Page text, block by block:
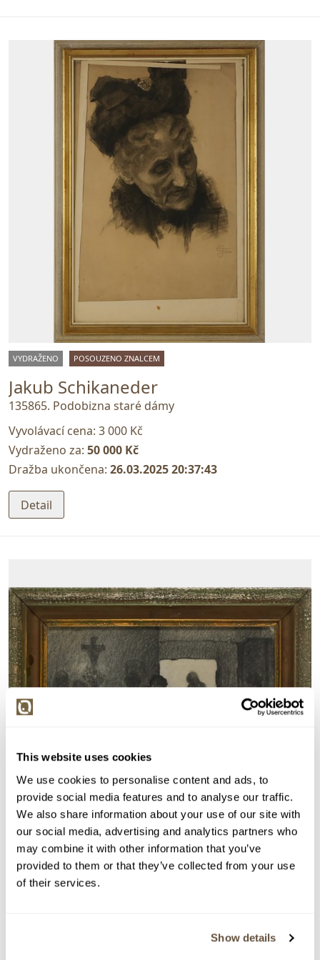
This website uses cookies
We use cookies to personalise content and ads, to
provide social media features and to analyse our traffic.
We also share information about your use of our site with
our social media, advertising and analytics partners who
may combine it with other information that you’ve
provided to them or that they’ve collected from your use
of their services.
Show details
VYDRAŽENO POSOUZENO ZNALCEM
Jakub Schikaneder
135865. Podobizna staré dámy
Vyvolávací cena: 3 000 Kč
Vydraženo za: 50 000 Kč
Dražba ukončena: 26.03.2025 20:37:43
Detail
VYDRAŽENO POSOUZENO ZNALCEM